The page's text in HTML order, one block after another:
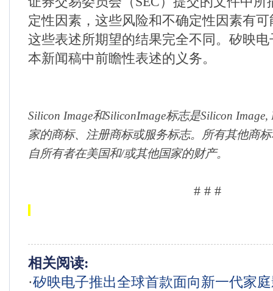
定性因素，这些风险和不确定性因素有
这些表述所期望的结果完全不同。矽映
本新闻稿中前瞻性表述的义务。
Silicon Image和SiliconImage标志是Silicon Image,
家的商标、注册商标或服务标志。所有其他商
自所有者在美国和/或其他国家的财产。
# # #
相关阅读:
·矽映电子推出全球首款面向新一代家